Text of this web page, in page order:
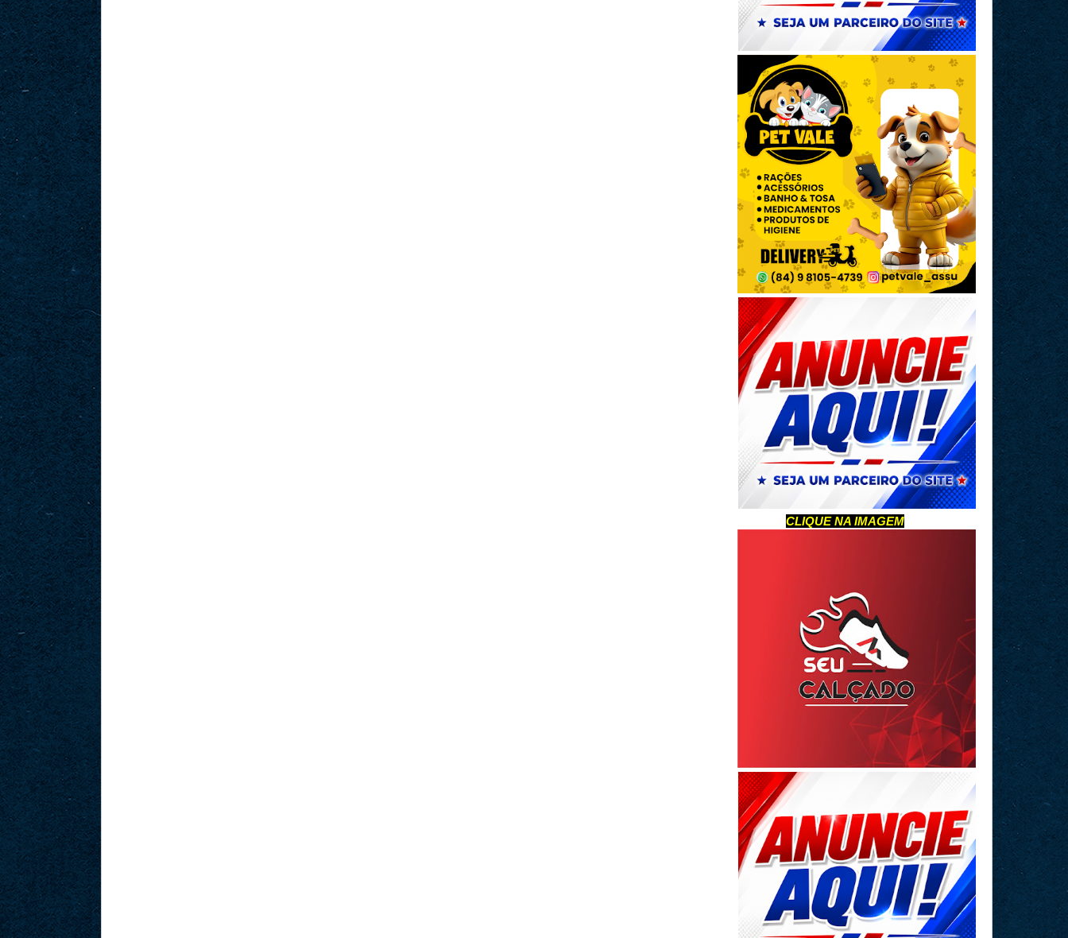
CLIQUE NA IMAGEM